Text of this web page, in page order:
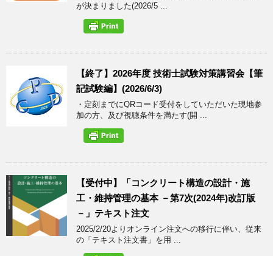
が決まりました(2026/5 ...
【終了】2026年度 技術士試験対策講習会【筆
記試験編】(2026/6/3)
・定刻までにQRコード受付をしていただいた現地参
加の方、及び視聴条件を満たす(開 ...
【受付中】「コンクリート構造の設計・施
工・維持管理の基本 －第7次(2024年)改訂版
－」テキスト注文
2025/2/20よりオンライン注文への移行に伴い、従来
の「テキスト注文書」を用 ...